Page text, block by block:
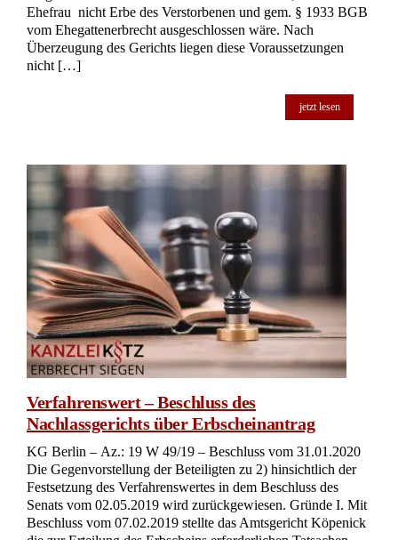
Ehefrau nicht Erbe des Verstorbenen und gem. § 1933 BGB
vom Ehegattenerbrecht ausgeschlossen wäre. Nach
Überzeugung des Gerichts liegen diese Voraussetzungen
nicht […]
jetzt lesen
Verfahrenswert – Beschluss des
Nachlassgerichts über Erbscheinantrag
KG Berlin – Az.: 19 W 49/19 – Beschluss vom 31.01.2020
Die Gegenvorstellung der Beteiligten zu 2) hinsichtlich der
Festsetzung des Verfahrenswertes in dem Beschluss des
Senats vom 02.05.2019 wird zurückgewiesen. Gründe I. Mit
Beschluss vom 07.02.2019 stellte das Amtsgericht Köpenick